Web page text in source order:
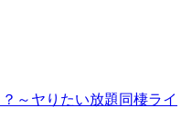
～ヤりたい放題同棲ライ